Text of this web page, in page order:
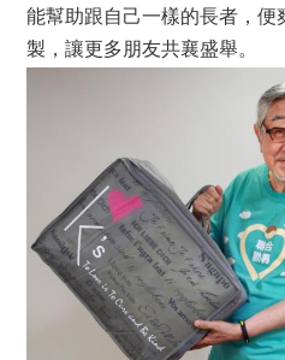
能幫助跟自己一樣的長者，
製，讓更多朋友共襄盛舉。